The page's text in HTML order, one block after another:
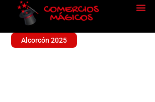
Alcorcón 2025